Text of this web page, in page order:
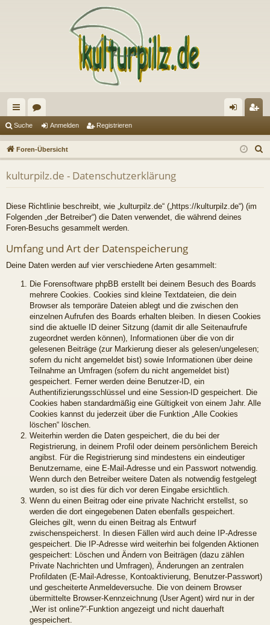
ch
ne
llz
ug
en m
el
ist
rie
Suche Anmelden Registrieren
Foren-Übersicht
u
kulturpilz.de - Datenschutzerklärung
Diese Richtlinie beschreibt, wie „kulturpilz.de“ („https://kulturpilz.de“) (im
Folgenden „der Betreiber“) die Daten verwendet, die während deines
Foren-Besuchs gesammelt werden.
Umfang und Art der Datenspeicherung
Deine Daten werden auf vier verschiedene Arten gesammelt:
Die Forensoftware phpBB erstellt bei deinem Besuch des Boards
mehrere Cookies. Cookies sind kleine Textdateien, die dein
Browser als temporäre Dateien ablegt und die zwischen den
einzelnen Aufrufen des Boards erhalten bleiben. In diesen Cookies
sind die aktuelle ID deiner Sitzung (damit dir alle Seitenaufrufe
zugeordnet werden können), Informationen über die von dir
gelesenen Beiträge (zur Markierung dieser als gelesen/ungelesen;
sofern du nicht angemeldet bist) sowie Informationen über deine
Teilnahme an Umfragen (sofern du nicht angemeldet bist)
gespeichert. Ferner werden deine Benutzer-ID, ein
Authentifizierungsschlüssel und eine Session-ID gespeichert. Die
Cookies haben standardmäßig eine Gültigkeit von einem Jahr. Alle
Cookies kannst du jederzeit über die Funktion „Alle Cookies
löschen“ löschen.
Weiterhin werden die Daten gespeichert, die du bei der
Registrierung, in deinem Profil oder deinem persönlichem Bereich
angibst. Für die Registrierung sind mindestens ein eindeutiger
Benutzername, eine E-Mail-Adresse und ein Passwort notwendig.
Wenn durch den Betreiber weitere Daten als notwendig festgelegt
wurden, so ist dies für dich vor deren Eingabe ersichtlich.
Wenn du einen Beitrag oder eine private Nachricht erstellst, so
werden die dort eingegebenen Daten ebenfalls gespeichert.
Gleiches gilt, wenn du einen Beitrag als Entwurf
zwischenspeicherst. In diesen Fällen wird auch deine IP-Adresse
gespeichert. Die IP-Adresse wird weiterhin bei folgenden Aktionen
gespeichert: Löschen und Ändern von Beiträgen (dazu zählen
Private Nachrichten und Umfragen), Änderungen an zentralen
Profildaten (E-Mail-Adresse, Kontoaktivierung, Benutzer-Passwort)
und gescheiterte Anmeldeversuche. Die von deinem Browser
übermittelte Browser-Kennzeichnung (User Agent) wird nur in der
„Wer ist online?“-Funktion angezeigt und nicht dauerhaft
gespeichert.